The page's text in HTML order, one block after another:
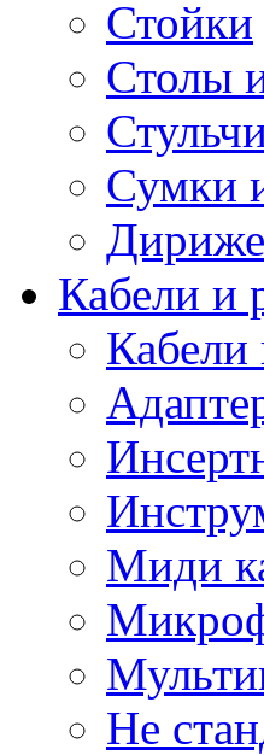
Стойки
Столы
Сумки
Кабели и
Кабели
Миди
Не